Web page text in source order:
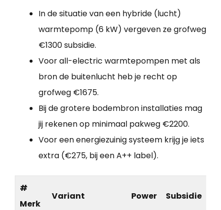
In de situatie van een hybride (lucht)
warmtepomp (6 kW) vergeven ze grofweg
€1300 subsidie.
Voor all-electric warmtepompen met als
bron de buitenlucht heb je recht op
grofweg €1675.
Bij de grotere bodembron installaties mag
jij rekenen op minimaal pakweg €2200.
Voor een energiezuinig systeem krijg je iets
extra (€275, bij een A++ label).
#
Merk
Variant Power Subsidie